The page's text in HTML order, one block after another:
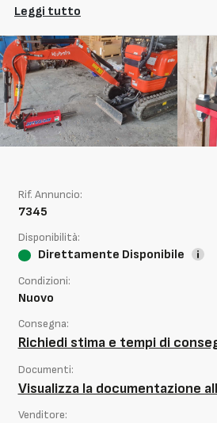
Leggi tutto
Rif. Annuncio:
7345
Disponibilità:
Direttamente Disponibile
Condizioni:
Nuovo
Consegna:
Richiedi stima e tempi di
Documenti:
Visualizza la documentazione
Venditore: